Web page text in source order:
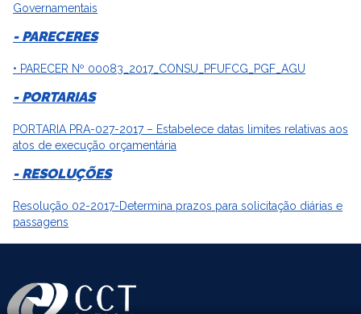
Governamentais
- PARECERES
• PARECER Nº 00083_2017_CONSU_PFUFCG_PGF_AGU
- PORTARIAS
PORTARIA PRA-027-2017 – Estabelece datas limites relativas aos
atos de execução orçamentária
- RESOLUÇÕES
Resolução 02-2017-Determina prazos para solicitação diárias e
passagens